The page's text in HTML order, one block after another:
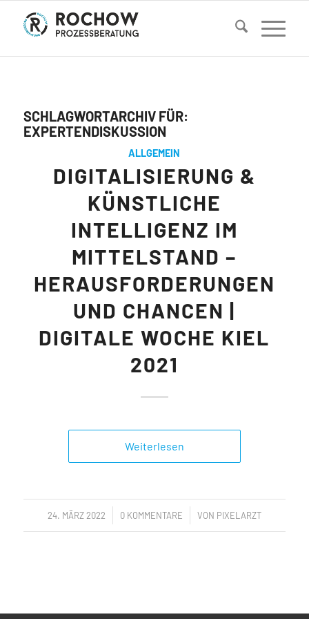
SCHLAGWORTARCHIV FÜR:
EXPERTENDISKUSSION
ALLGEMEIN
DIGITALISIERUNG &
KÜNSTLICHE
INTELLIGENZ IM
MITTELSTAND –
HERAUSFORDERUNGEN
UND CHANCEN |
DIGITALE WOCHE KIEL
2021
Weiterlesen
24. MÄRZ 2022
/ 0 KOMMENTARE
/ VON PIXELARZT